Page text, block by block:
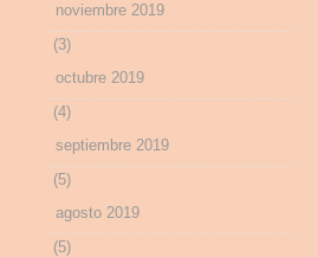
noviembre 2019
(3)
octubre 2019
(4)
septiembre 2019
(5)
agosto 2019
(5)